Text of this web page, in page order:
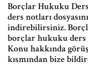
Borçlar Hukuku
ders notları
indirebilirsiniz.
borçlar hukuku ders
Konu hakkında
kısmından bize